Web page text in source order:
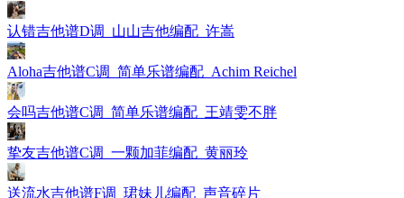
认错吉他谱D调_山山吉他编配_许嵩
Aloha吉他谱C调_简单乐谱编配_Achim Reichel
会吗吉他谱C调_简单乐谱编配_王靖雯不胖
挚友吉他谱C调_一颗加菲编配_黄丽玲
送流水吉他谱F调_珺妹儿编配_声音碎片